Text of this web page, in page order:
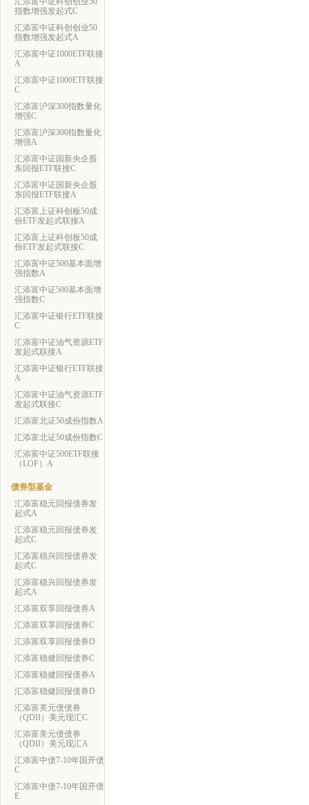
指数增强发起式C
汇添富中证科创创业50
指数增强发起式A
汇添富中证1000ETF联接
A
汇添富中证1000ETF联接
C
汇添富沪深300指数量化
增强C
汇添富沪深300指数量化
增强A
汇添富中证国新央企股
东回报ETF联接C
汇添富中证国新央企股
东回报ETF联接A
汇添富上证科创板50成
份ETF发起式联接A
汇添富上证科创板50成
份ETF发起式联接C
汇添富中证500基本面增
强指数A
汇添富中证500基本面增
强指数C
汇添富中证银行ETF联接
C
汇添富中证油气资源ETF
发起式联接A
汇添富中证银行ETF联接
A
汇添富中证油气资源ETF
发起式联接C
汇添富北证50成份指数A
汇添富北证50成份指数C
汇添富中证500ETF联接
（LOF）A
债券型基金
汇添富稳元回报债券发
起式A
汇添富稳元回报债券发
起式C
汇添富稳兴回报债券发
起式C
汇添富稳兴回报债券发
起式A
汇添富双享回报债券A
汇添富双享回报债券C
汇添富双享回报债券D
汇添富稳健回报债券C
汇添富稳健回报债券A
汇添富稳健回报债券D
汇添富美元债债券
（QDII）美元现汇C
汇添富美元债债券
（QDII）美元现汇A
汇添富中债7-10年国开债
C
汇添富中债7-10年国开债
E